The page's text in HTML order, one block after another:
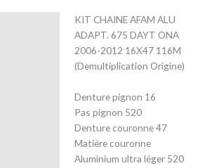
KIT CHAINE AFAM ALU
ADAPT. 675 DAYT ONA
2006-2012 16X47 116M
(Demultiplication Origine)
Denture pignon 16
Pas pignon 520
Denture couronne 47
Matière couronne
Aluminium ultra léger 520